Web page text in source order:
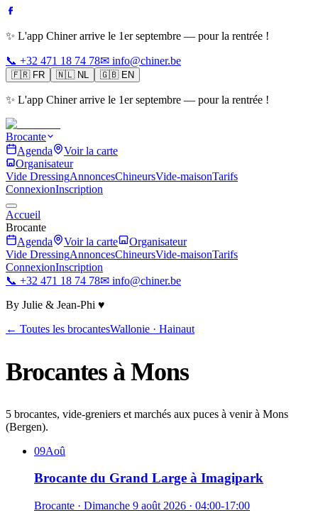
✨ L'app Chiner arrive le 1er septembre — pour la rentrée !
📞 +32 471 18 74 78✉ info@chiner.be
🇫🇷 FR 🇳🇱 NL 🇬🇧 EN
✨ L'app Chiner arrive le 1er septembre — pour la rentrée !
Brocante
Agenda
Voir la carte
Organisateur
Vide DressingAnnoncesChineursVide-maisonTarifs
ConnexionInscription
Accueil
Brocante
Agenda
Voir la carte
Organisateur
Vide DressingAnnoncesChineursVide-maisonTarifs
ConnexionInscription
📞 +32 471 18 74 78✉ info@chiner.be
By Julie & Jean-Phi ♥
← Toutes les brocantesWallonie · Hainaut
Brocantes àMons
5 brocantes, vide-greniers et marchés aux puces à venir à Mons
(Bergen).
09Aoû
Brocante du Grand Large à Imagipark
Brocante · Dimanche 9 août 2026 · 04:00-17:00